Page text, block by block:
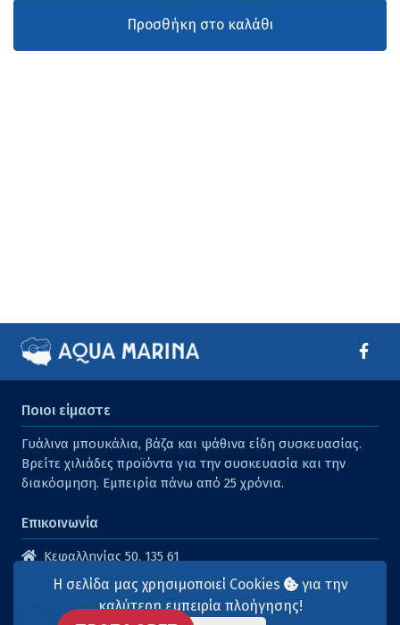
Ποιοι είμαστε
Γυάλινα μπουκάλια, βάζα και ψάθινα είδη συσκευασίας.
Βρείτε χιλιάδες προϊόντα για την συσκευασία και την
διακόσμηση. Εμπειρία πάνω από 25 χρόνια.
Επικοινωνία
Κεφαλληνίας 50, 135 61
Άγιοι Ανάργυροι
210 2614316
Η σελίδα μας χρησιμοποιεί Cookies
για την
καλύτερη εμπειρία πλοήγησης!